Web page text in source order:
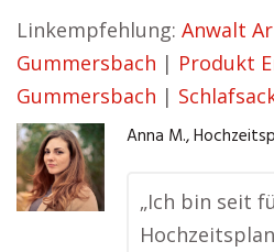
Linkempfehlung: Anwalt
Gummersbach | Produkt
Gummersbach |
Anna M.,
„Ich bin seit